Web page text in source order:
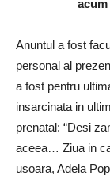
acum
Anuntul a fost
personal al
a fost pentru
insarcinata in
prenatal: “Desi
aceea… Ziua in
usoara, Adela